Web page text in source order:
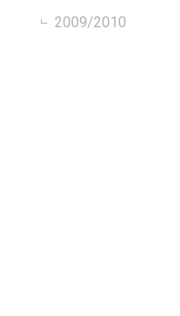
2009/2010